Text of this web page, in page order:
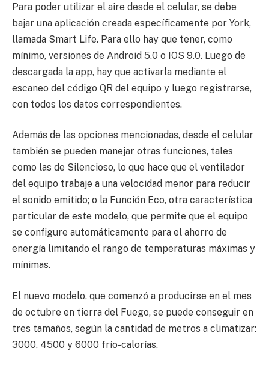
Para poder utilizar el aire desde el celular, se debe
bajar una aplicación creada específicamente por York,
llamada Smart Life. Para ello hay que tener, como
mínimo, versiones de Android 5.0 o IOS 9.0. Luego de
descargada la app, hay que activarla mediante el
escaneo del código QR del equipo y luego registrarse,
con todos los datos correspondientes.
Además de las opciones mencionadas, desde el celular
también se pueden manejar otras funciones, tales
como las de Silencioso, lo que hace que el ventilador
del equipo trabaje a una velocidad menor para reducir
el sonido emitido; o la Función Eco, otra característica
particular de este modelo, que permite que el equipo
se configure automáticamente para el ahorro de
energía limitando el rango de temperaturas máximas y
mínimas.
El nuevo modelo, que comenzó a producirse en el mes
de octubre en tierra del Fuego, se puede conseguir en
tres tamaños, según la cantidad de metros a climatizar:
3000, 4500 y 6000 frío-calorías.